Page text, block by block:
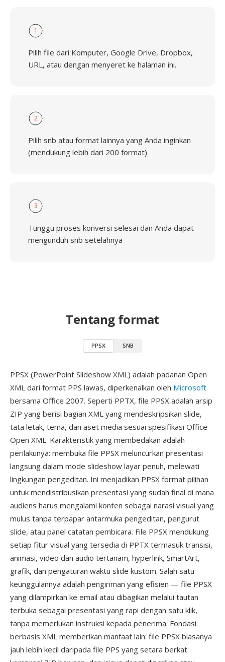
1
Pilih file dari Komputer, Google Drive, Dropbox,
URL, atau dengan menyeret ke halaman ini.
2
Pilih snb atau format lainnya yang Anda inginkan
(mendukung lebih dari 200 format)
3
Tunggu proses konversi selesai dan Anda dapat
mengunduh snb setelahnya
Tentang format
PPSX SNB
PPSX (PowerPoint Slideshow XML) adalah padanan Open
XML dari format PPS lawas, diperkenalkan oleh Microsoft
bersama Office 2007. Seperti PPTX, file PPSX adalah arsip
ZIP yang berisi bagian XML yang mendeskripsikan slide,
tata letak, tema, dan aset media sesuai spesifikasi Office
Open XML. Karakteristik yang membedakan adalah
perilakunya: membuka file PPSX meluncurkan presentasi
langsung dalam mode slideshow layar penuh, melewati
lingkungan pengeditan. Ini menjadikan PPSX format pilihan
untuk mendistribusikan presentasi yang sudah final di mana
audiens harus mengalami konten sebagai narasi visual yang
mulus tanpa terpapar antarmuka pengeditan, pengurut
slide, atau panel catatan pembicara. File PPSX mendukung
setiap fitur visual yang tersedia di PPTX termasuk transisi,
animasi, video dan audio tertanam, hyperlink, SmartArt,
grafik, dan pengaturan waktu slide kustom. Salah satu
keunggulannya adalah pengiriman yang efisien — file PPSX
yang dilampirkan ke email atau dibagikan melalui tautan
terbuka sebagai presentasi yang rapi dengan satu klik,
tanpa memerlukan instruksi kepada penerima. Fondasi
berbasis XML memberikan manfaat lain: file PPSX biasanya
jauh lebih kecil daripada file PPS yang setara berkat